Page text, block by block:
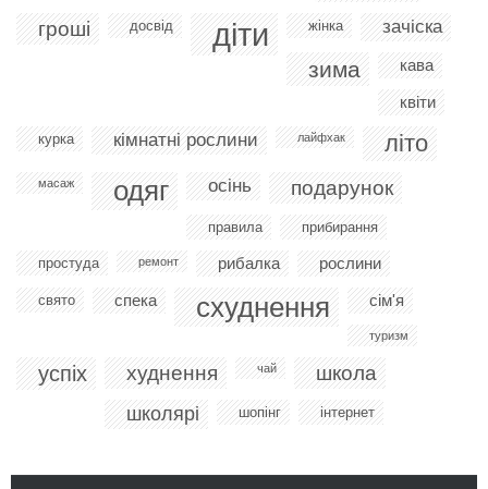
гроші досвід діти жінка зачіска
зима
кава
квіти
курка кімнатні рослини лайфхак літо
масаж одяг осінь подарунок
правила прибирання
простуда ремонт рибалка рослини
свято спека схуднення сім'я
туризм
успіх худнення чай школа
школярі шопінг інтернет